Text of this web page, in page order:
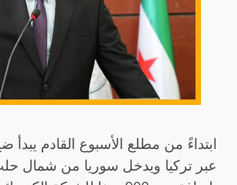
ابتداءً من مطلع الأسبوع القادم يبدأ
عبر تركيا ويدخل سوريا من شمال